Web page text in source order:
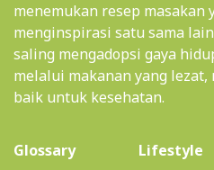
menemukan resep masakan
menginspirasi satu sama
saling mengadopsi gaya
melalui makanan yang lezat,
baik untuk kesehatan.
Glossary Lifestyle